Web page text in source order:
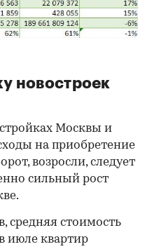
новостроек
Москвы и
на приобретение
возросли, следует
сильный рост
средняя стоимость
июле квартир